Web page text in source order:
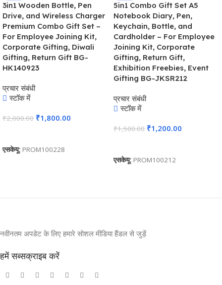
3in1 Wooden Bottle, Pen
Drive, and Wireless Charger
Premium Combo Gift Set –
For Employee Joining Kit,
Corporate Gifting, Diwali
Gifting, Return Gift BG-
HK140923
प्रचार संबंधी
स्टॉक में
₹2,000.00 ₹1,800.00
एसकेयू: PROM100228
5in1 Combo Gift Set A5
Notebook Diary, Pen,
Keychain, Bottle, and
Cardholder – For Employee
Joining Kit, Corporate
Gifting, Return Gift,
Exhibition Freebies, Event
Gifting BG-JKSR212
प्रचार संबंधी
स्टॉक में
₹1,500.00 ₹1,200.00
एसकेयू: PROM100212
नवीनतम अपडेट के लिए हमारे सोशल मीडिया हैंडल से जुड़ें
हमें सब्सक्राइब करें